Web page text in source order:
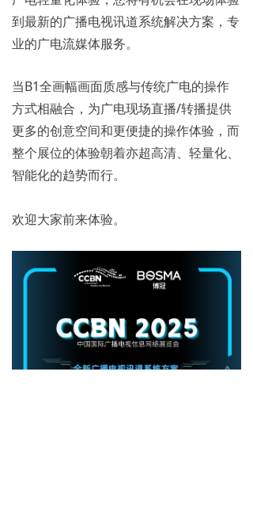
到最新的广播电视讯道系统解决方案，专
业的广电流媒体服务。
当B1全画幅画面质感与传统广电的操作
方式相融合，为广电现场直播/转播提供
更多的创意空间和更便捷的操作体验，而
整个展位的体验朝着亦超高清、轻量化、
智能化的趋势而行。
​欢迎大家前来体验。